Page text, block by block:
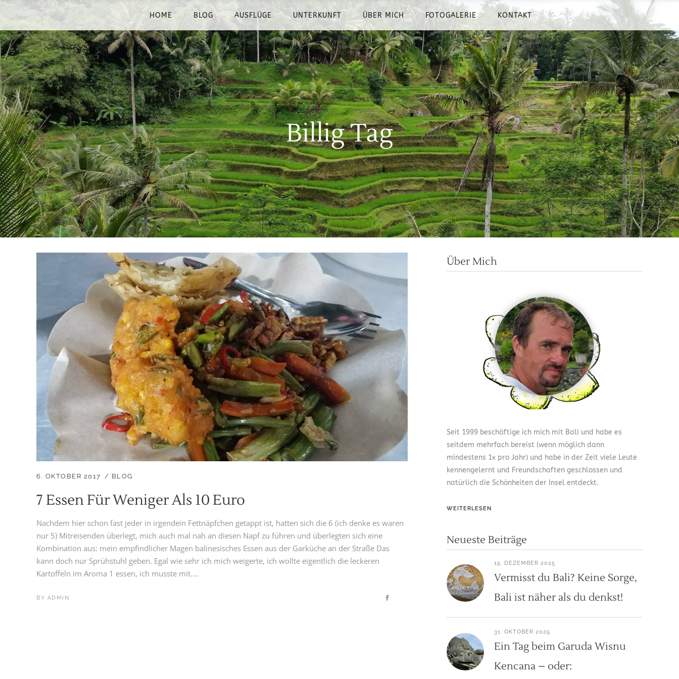
HOME BLOG AUSFLÜGE UNTERKUNFT ÜBER MICH FOTOGALERIE KONTAKT
Billig Tag
6. OKTOBER 2017 BLOG
7 Essen Für Weniger Als 10 Euro
Nachdem hier schon fast jeder in irgendein Fettnäpfchen getappt ist, hatten sich die 6 (ich denke es waren
nur 5) Mitreisenden überlegt, mich auch mal nah an diesen Napf zu führen und überlegten sich eine
Kombination aus: mein empfindlicher Magen balinesisches Essen aus der Garküche an der Straße Das
kann doch nur Sprühstuhl geben. Egal wie sehr ich mich weigerte, ich wollte eigentlich die leckeren
Kartoffeln im Aroma 1 essen, ich musste mit....
BY ADMIN
Über Mich
Seit 1999 beschäftige ich mich mit Bali und habe es
seitdem mehrfach bereist (wenn möglich dann
mindestens 1x pro Jahr) und habe in der Zeit viele Leute
kennengelernt und Freundschaften geschlossen und
natürlich die Schönheiten der Insel entdeckt.
WEITERLESEN
Neueste Beiträge
15. DEZEMBER 2025
Vermisst du Bali? Keine Sorge,
Bali ist näher als du denkst!
31. OKTOBER 2025
Ein Tag beim Garuda Wisnu
Kencana – oder: